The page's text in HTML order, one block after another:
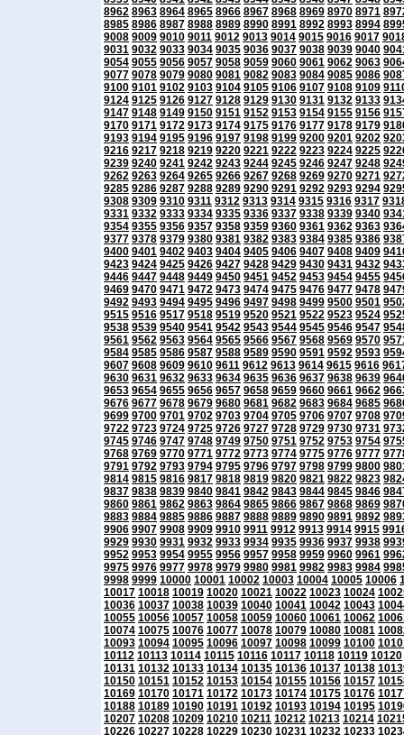
8962 8963 8964 8965 8966 8967 8968 8969 8970 8971
8985 8986 8987 8988 8989 8990 8991 8992 8993 8994
9008 9009 9010 9011 9012 9013 9014 9015 9016 9017
9031 9032 9033 9034 9035 9036 9037 9038 9039 9040
9054 9055 9056 9057 9058 9059 9060 9061 9062 9063
9077 9078 9079 9080 9081 9082 9083 9084 9085 9086
9100 9101 9102 9103 9104 9105 9106 9107 9108 9109
9124 9125 9126 9127 9128 9129 9130 9131 9132 9133
9147 9148 9149 9150 9151 9152 9153 9154 9155 9156
9170 9171 9172 9173 9174 9175 9176 9177 9178 9179
9193 9194 9195 9196 9197 9198 9199 9200 9201 9202
9216 9217 9218 9219 9220 9221 9222 9223 9224 9225
9239 9240 9241 9242 9243 9244 9245 9246 9247 9248
9262 9263 9264 9265 9266 9267 9268 9269 9270 9271
9285 9286 9287 9288 9289 9290 9291 9292 9293 9294
9308 9309 9310 9311 9312 9313 9314 9315 9316 9317
9331 9332 9333 9334 9335 9336 9337 9338 9339 9340
9354 9355 9356 9357 9358 9359 9360 9361 9362 9363
9377 9378 9379 9380 9381 9382 9383 9384 9385 9386
9400 9401 9402 9403 9404 9405 9406 9407 9408 9409
9423 9424 9425 9426 9427 9428 9429 9430 9431 9432
9446 9447 9448 9449 9450 9451 9452 9453 9454 9455
9469 9470 9471 9472 9473 9474 9475 9476 9477 9478
9492 9493 9494 9495 9496 9497 9498 9499 9500 9501
9515 9516 9517 9518 9519 9520 9521 9522 9523 9524
9538 9539 9540 9541 9542 9543 9544 9545 9546 9547
9561 9562 9563 9564 9565 9566 9567 9568 9569 9570
9584 9585 9586 9587 9588 9589 9590 9591 9592 9593
9607 9608 9609 9610 9611 9612 9613 9614 9615 9616
9630 9631 9632 9633 9634 9635 9636 9637 9638 9639
9653 9654 9655 9656 9657 9658 9659 9660 9661 9662
9676 9677 9678 9679 9680 9681 9682 9683 9684 9685
9699 9700 9701 9702 9703 9704 9705 9706 9707 9708
9722 9723 9724 9725 9726 9727 9728 9729 9730 9731
9745 9746 9747 9748 9749 9750 9751 9752 9753 9754
9768 9769 9770 9771 9772 9773 9774 9775 9776 9777
9791 9792 9793 9794 9795 9796 9797 9798 9799 9800
9814 9815 9816 9817 9818 9819 9820 9821 9822 9823
9837 9838 9839 9840 9841 9842 9843 9844 9845 9846
9860 9861 9862 9863 9864 9865 9866 9867 9868 9869
9883 9884 9885 9886 9887 9888 9889 9890 9891 9892
9906 9907 9908 9909 9910 9911 9912 9913 9914 9915
9929 9930 9931 9932 9933 9934 9935 9936 9937 9938
9952 9953 9954 9955 9956 9957 9958 9959 9960 9961
9975 9976 9977 9978 9979 9980 9981 9982 9983 9984
9998 9999 10000 10001 10002 10003 10004 10005 10006
10017 10018 10019 10020 10021 10022 10023 10024
10036 10037 10038 10039 10040 10041 10042 10043
10055 10056 10057 10058 10059 10060 10061 10062
10074 10075 10076 10077 10078 10079 10080 10081
10093 10094 10095 10096 10097 10098 10099 10100
10112 10113 10114 10115 10116 10117 10118 10119 10120
10131 10132 10133 10134 10135 10136 10137 10138
10150 10151 10152 10153 10154 10155 10156 10157
10169 10170 10171 10172 10173 10174 10175 10176
10188 10189 10190 10191 10192 10193 10194 10195
10207 10208 10209 10210 10211 10212 10213 10214
10226 10227 10228 10229 10230 10231 10232 10233